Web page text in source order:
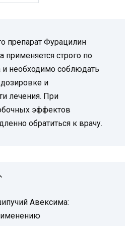
препарат Фурацилин
строго по
и необходимо соблюдать
и
лечения. При
эффектов
обратиться к врачу.
Авексима: